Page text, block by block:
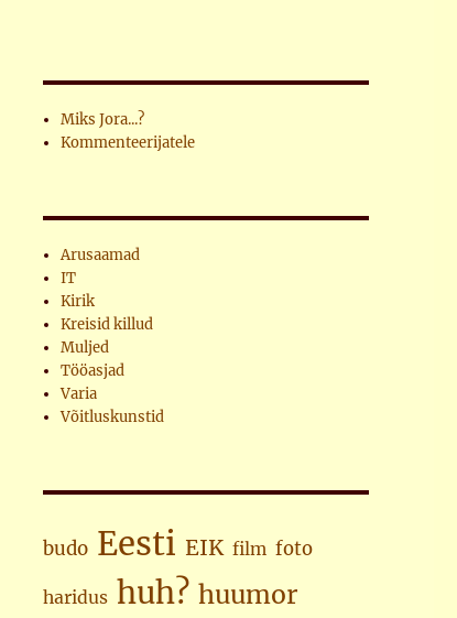
Miks Jora...?
Kommenteerijatele
Arusaamad
IT
Kirik
Kreisid killud
Muljed
Tööasjad
Varia
Võitluskunstid
budo Eesti EIK film foto
haridus huh? huumor